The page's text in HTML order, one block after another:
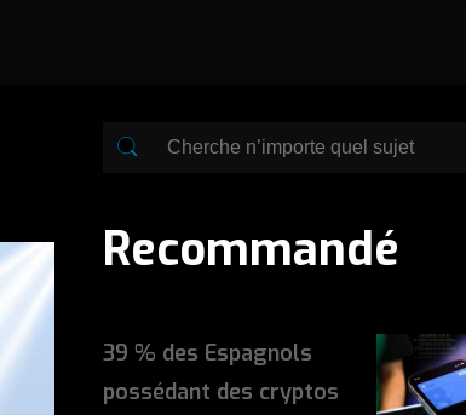
Recommandé
39 % des Espagnols
possédant des cryptos